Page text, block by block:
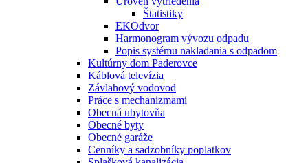
Štatistiky
EKOdvor
Harmonogram vývozu odpadu
Popis systému nakladania s odpadom
Kultúrny dom Paderovce
Káblová televízia
Závlahový vodovod
Práce s mechanizmami
Obecná ubytovňa
Obecné byty
Obecné garáže
Cenníky a sadzobníky poplatkov